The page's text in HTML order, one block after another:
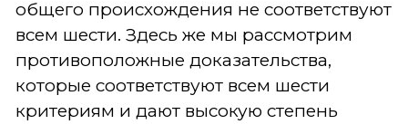
общего происхождения не соответствуют
всем шести. Здесь же мы рассмотрим
противоположные доказательства,
которые соответствуют всем шести
критериям и дают высокую степень